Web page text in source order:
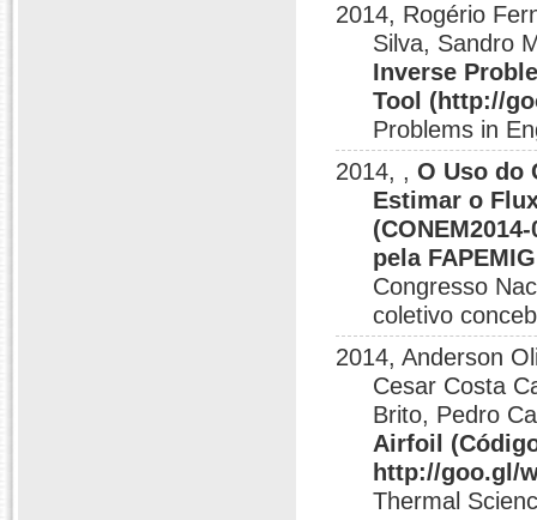
2014, Rogério
Silva, Sandro
Inverse
Tool (http://
Problems in
2014, , O Uso do
Estimar o
pela
Congresso
coletivo
2014, Anderson
Cesar Costa
Brito, Pedro
Airfoil
http://goo.gl/
Thermal